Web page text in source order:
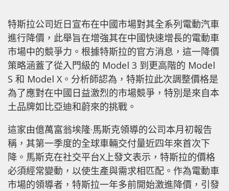
特斯拉公司近日宣布在中國市場對其全系列電動汽車
進行降價，此舉旨在增強其在中國快速增長的電動車
市場中的競爭力。根據特斯拉的官方消息，這一降價
策略涵蓋了從入門級的 Model 3 到更高階的 Model
S 和 Model X。分析師認為，特斯拉此次調整價格是
為了應對在中國日益激烈的市場競爭，特別是來自本
土品牌如比亞迪和蔚來的挑戰。
這家由億萬富翁埃隆·馬斯克領導的公司本月初報告
稱，其第一季度的全球車輛交付量近四年來首次下
降。馬斯克在社交平台X上發文表示，特斯拉的價格
必須經常變動，以使生產與需求相匹配。作為電動車
市場的領導者，特斯拉一年多前開始激進降價，引發